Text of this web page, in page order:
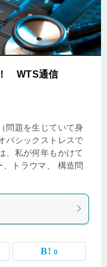
WTS通信
問題を生じていて身
パシックストレスで
、私が何年もかけて
トラウマ、 構造問
0